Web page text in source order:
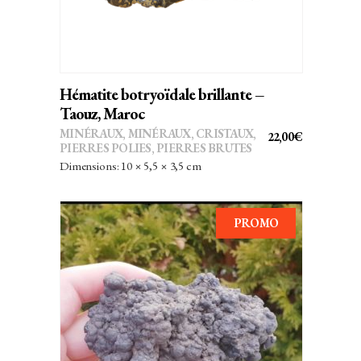
Hématite botryoïdale brillante –
Taouz, Maroc
22,00€
MINÉRAUX, MINÉRAUX, CRISTAUX,
PIERRES POLIES, PIERRES BRUTES
Dimensions: 10 × 5,5 × 3,5 cm
PROMO
AJOUTER AU PANIER